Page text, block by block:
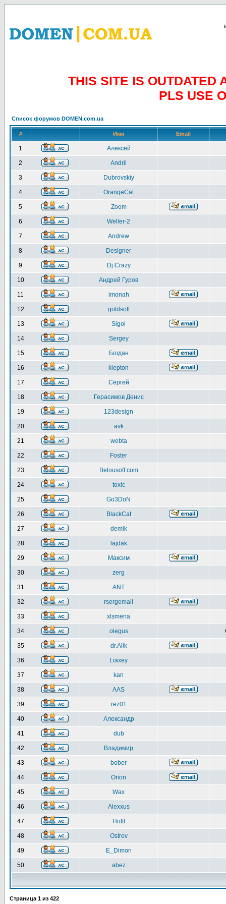
THIS SITE IS OUTDATED
PLS USE
Список форумов DOMEN.com.ua
# Имя Email
1 Алексей
2 Andrii
3 Dubrovskiy
4 OrangeCat
5 Zoom
6 Weller-2
7 Andrew
8 Designer
9 Dj.Crazy
10 Андрей Гуров
11 imonah
12 goldsoft
13 Sigol
14 Sergey
15 Богдан
16 klepton
17 Сергей
18 Герасимов Денис
19 123design
20 avk
21 webta
22 Foster
23 Belousoff.com
24 toxic
25 Go3DoN
26 BlackCat
27 demik
28 lajdak
29 Максим
30 zerg
31 ANT
32 rsergemail
33 xlsmena
34 olegus
35 dr.Alik
36 Liaxey
37 kan
38 AAS
39 rez01
40 Александр
41 dub
42 Владимир
43 bober
44 Orion
45 Wax
46 Alexxus
47 Hottt
48 Ostrov
49 E_Dimon
50 abez
Страница 1 из 422